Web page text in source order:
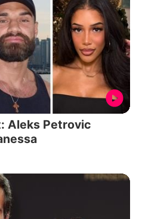
Aleks Petrovic